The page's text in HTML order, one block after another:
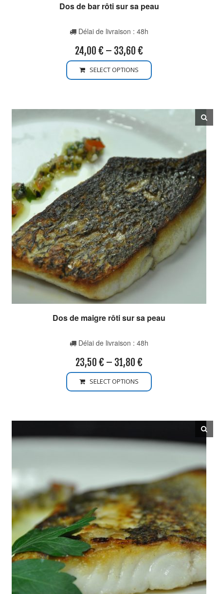
Dos de bar rôti sur sa peau
Délai de livraison : 48h
24,00 € – 33,60 €
SELECT OPTIONS
Dos de maigre rôti sur sa peau
Délai de livraison : 48h
23,50 € – 31,80 €
SELECT OPTIONS